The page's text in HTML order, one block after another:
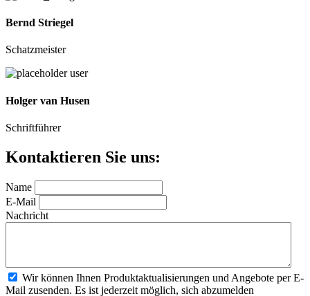
Bernd Striegel
Schatzmeister
Holger van Husen
Schriftführer
Kontaktieren Sie uns:
Name
E-Mail
Nachricht
Wir können Ihnen Produktaktualisierungen und Angebote per E-
Mail zusenden. Es ist jederzeit möglich, sich abzumelden